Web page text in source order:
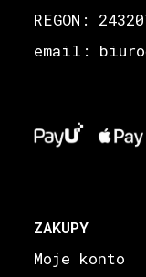
REGON:
email: biuro
ZAKUPY
Moje konto